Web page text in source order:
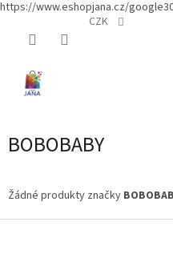
https://www.eshopjana.cz/
CZK
BOBOBABY
Žádné produkty značky
Z